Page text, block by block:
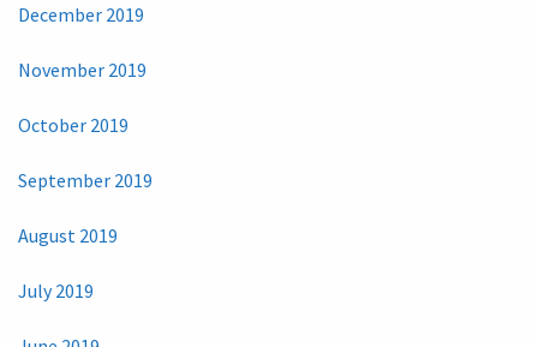
December 2019
November 2019
October 2019
September 2019
August 2019
July 2019